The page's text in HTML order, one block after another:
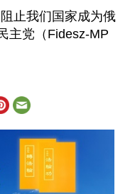
止我们国家成为俄
主党（Fidesz-MP